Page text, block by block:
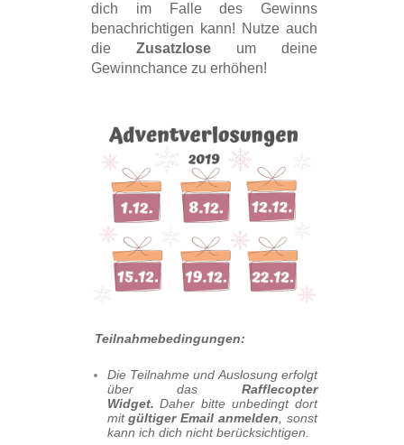
dich im Falle des Gewinns
benachrichtigen kann! Nutze auch
die Zusatzlose um deine
Gewinnchance zu erhöhen!
Teilnahmebedingungen:
Die Teilnahme und Auslosung erfolgt
über das Rafflecopter
Widget.Daher bitte unbedingt dort
mitgültiger Email anmelden , sonst
kann ich dich nicht berücksichtigen.